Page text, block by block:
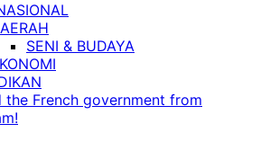
SENI & BUDAYA
the French government from